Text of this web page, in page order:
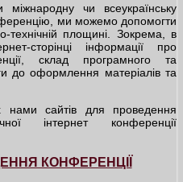
чи всеукраїнську
ми можемо допомогти
технічній площині. Зокрема, в
сторінці інформації про
склад програмного та
до оформлення матеріалів та
нами сайтів для проведення
інтернет конференції
КОНФЕРЕНЦІЇ